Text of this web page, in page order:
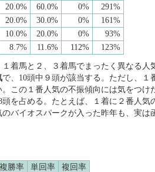
20.0% 60.0% 0%
291%
20.0% 30.0% 0%
161%
10.0% 20.0% 0%
93%
8.7% 11.6% 112% 123%
着馬と２、３着馬でまったく異なる人
で、10頭中９頭が該当する。ただし、１
この１番人気の不振傾向には気をつけ
を占める。たとえば、１着に２番人気
バイオスパークが入った昨年も、実は
複勝率 単回率
複回率